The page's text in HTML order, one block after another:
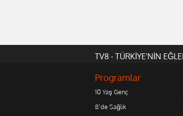
TV8 - TÜRKİYE'NİN
Programlar
10 Yaş Genç
8'de Sağlık